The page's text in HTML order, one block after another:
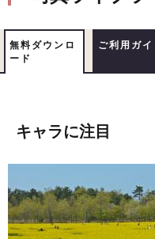
無料ダウンロ
ード
ご利用ガイ
キャラに注目